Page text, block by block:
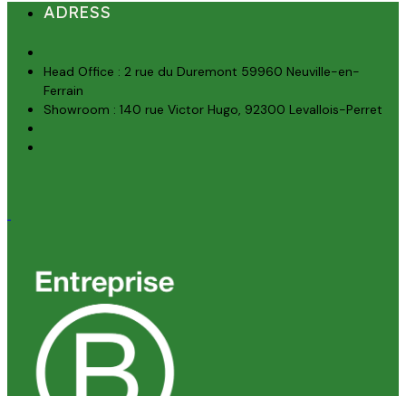
ADRESS
Head Office : 2 rue du Duremont 59960 Neuville-en-
Ferrain
Showroom : 140 rue Victor Hugo, 92300 Levallois-Perret